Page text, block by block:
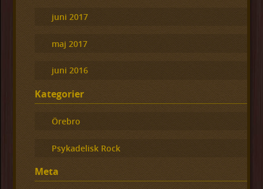
juni 2017
maj 2017
juni 2016
Kategorier
Örebro
Psykadelisk Rock
Meta